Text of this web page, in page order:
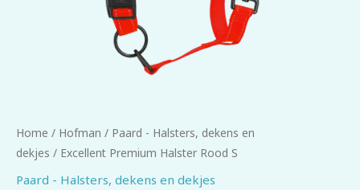
Home / Hofman / Paard - Halsters, dekens en
dekjes / Excellent Premium Halster Rood S
Paard - Halsters, dekens en dekjes